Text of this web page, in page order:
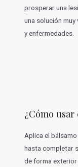
prosperar una
una solución
y enfermedades.
¿Cómo usar
Aplica el
hasta completar
de forma exterior